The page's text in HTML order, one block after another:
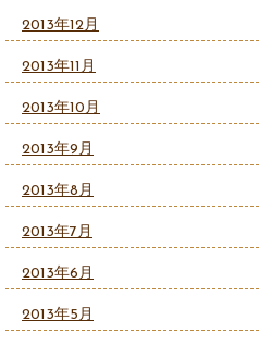
2013年12月
2013年11月
2013年10月
2013年9月
2013年8月
2013年7月
2013年6月
2013年5月